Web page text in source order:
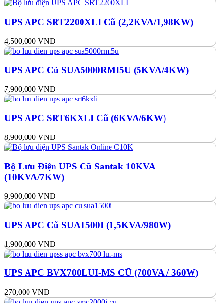
UPS APC SRT2200XLI Cũ (2,2KVA/1,98KW)
4,500,000 VNĐ
UPS APC Cũ SUA5000RMI5U (5KVA/4KW)
7,900,000 VNĐ
UPS APC SRT6KXLI Cũ (6KVA/6KW)
8,900,000 VNĐ
Bộ Lưu Điện UPS Cũ Santak 10KVA
(10KVA/7KW)
9,900,000 VNĐ
UPS APC Cũ SUA1500I (1,5KVA/980W)
1,900,000 VNĐ
UPS APC BVX700LUI-MS CŨ (700VA / 360W)
270,000 VNĐ